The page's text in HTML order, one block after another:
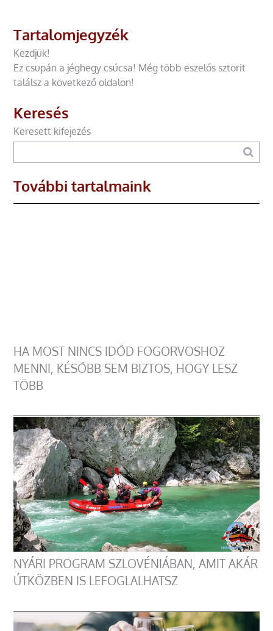
Tartalomjegyzék
Kezdjük!
Ez csupán a jéghegy csúcsa! Még több eszelős sztorit
találsz a következő oldalon!
Keresés
Keresett kifejezés
További tartalmaink
HA MOST NINCS IDŐD FOGORVOSHOZ
MENNI, KÉSŐBB SEM BIZTOS, HOGY LESZ
TÖBB
NYÁRI PROGRAM SZLOVÉNIÁBAN, AMIT AKÁR
ÚTKÖZBEN IS LEFOGLALHATSZ